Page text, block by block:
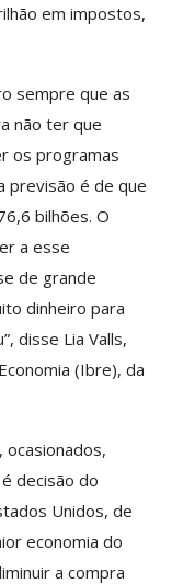
em impostos,
sempre que as
não ter que
os programas
previsão é de que
bilhões. O
a esse
de grande
dinheiro para
disse Lia Valls,
(Ibre), da
decisão do
Unidos, de
economia do
a compra